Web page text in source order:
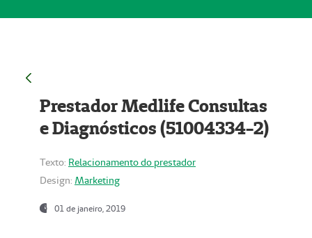
Prestador Medlife Consultas
e Diagnósticos (51004334-2)
Texto: Relacionamento do prestador
Design: Marketing
01 de janeiro, 2019